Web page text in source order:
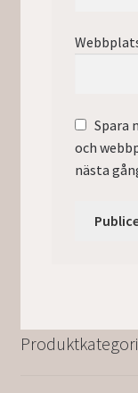
Spara
och
nästa